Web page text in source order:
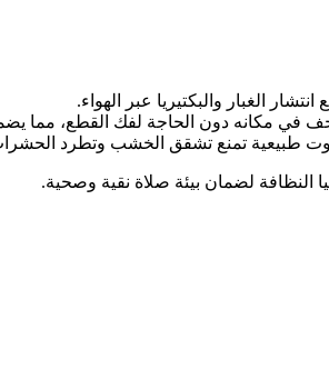
الغبار والبكتيريا عبر الهواء.
في مكانه دون الحاجة لفك القطع، مما
طبيعية تمنع تشقق الخشب وتطرد
النظافة لضمان بيئة صلاة نقية وصحية.